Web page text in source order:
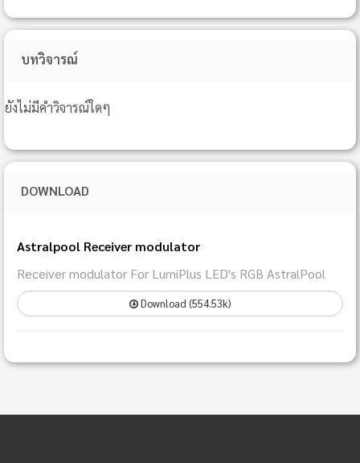
บทวิจารณ์
ยังไม่มีคำวิจารณ์ใดๆ
DOWNLOAD
Astralpool Receiver modulator
Receiver modulator For LumiPlus LED's RGB AstralPool
Download (554.53k)